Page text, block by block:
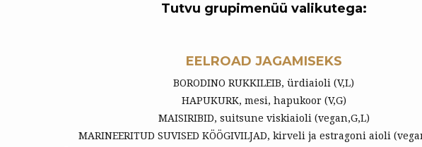
Tutvu grupimenüü valikutega:
EELROAD JAGAMISEKS
BORODINO RUKKILEIB, ürdiaioli (V,L)
HAPUKURK, mesi, hapukoor (V,G)
MAISIRIBID, suitsune viskiaioli (vegan,G,L)
MARINEERITUD SUVISED KÖÖGIVILJAD, kirveli ja estragoni aioli